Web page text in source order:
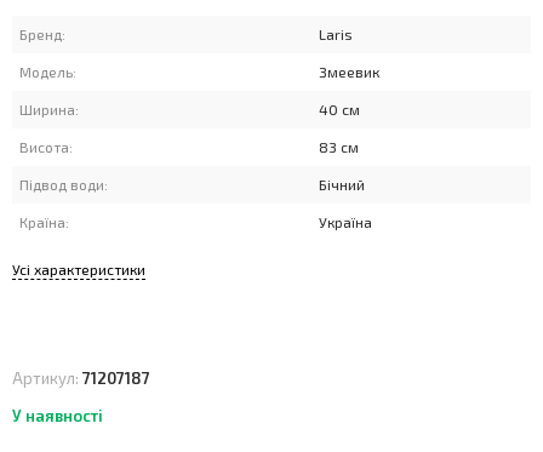
Бренд: Laris
Модель: Змеевик
Ширина: 40 см
Висота: 83 см
Підвод води: Бічний
Країна: Україна
Усі характеристики
Артикул: 71207187
У наявності